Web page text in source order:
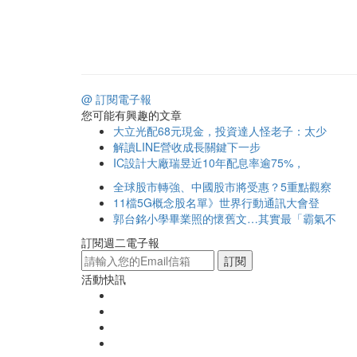
@ 訂閱電子報
您可能有興趣的文章
大立光配68元現金，投資達人怪老子：太少
解讀LINE營收成長關鍵下一步
IC設計大廠瑞昱近10年配息率逾75%，
全球股市轉強、中國股市將受惠？5重點觀察
11檔5G概念股名單》世界行動通訊大會登
郭台銘小學畢業照的懷舊文…其實最「霸氣不
訂閱週二電子報
訂閱
活動快訊